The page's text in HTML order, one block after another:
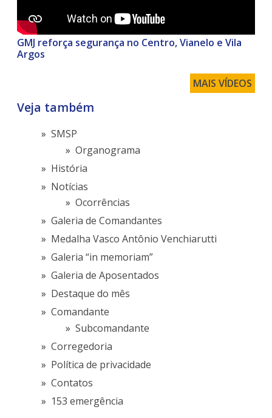
GMJ reforça segurança no Centro, Vianelo e Vila
Argos
MAIS VÍDEOS
Veja também
SMSP
Organograma
História
Notícias
Ocorrências
Galeria de Comandantes
Medalha Vasco Antônio Venchiarutti
Galeria “in memoriam”
Galeria de Aposentados
Destaque do mês
Comandante
Subcomandante
Corregedoria
Política de privacidade
Contatos
153 emergência